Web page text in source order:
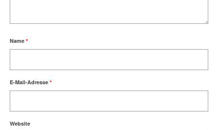
Name *
E-Mail-Adresse *
Website